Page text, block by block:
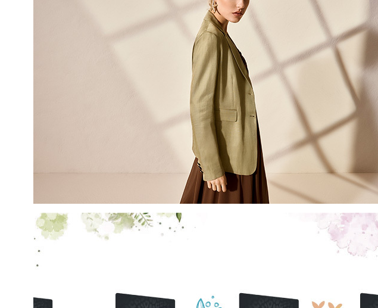
ai nostri consigli e offerte riservate.
Con la creazione del tuo profilo, confermi di aver letto e
compreso la nostra Privacy Policy e il nostro Regolamento
My Lovely Garden e di essere maggiorenne.
QUESTO SITO È PROTETTO DA RECAPTCHA E SI APPLICANO LE NORME SULLA
PRIVACYE